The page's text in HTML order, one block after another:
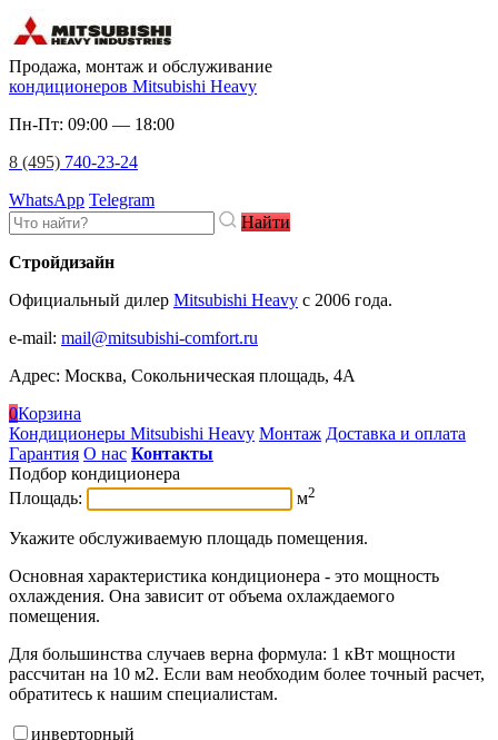
Продажа, монтаж и обслуживание
кондиционеров Mitsubishi Heavy
Пн-Пт: 09:00 — 18:00
8 (495) 740-23-24
WhatsApp Telegram
Найти
Стройдизайн
Официальный дилер Mitsubishi Heavy c 2006 года.
e-mail: mail@mitsubishi-comfort.ru
Адрес: Москва, Сокольническая площадь, 4А
0Корзина
Кондиционеры Mitsubishi Heavy Монтаж Доставка и оплата
Гарантия О нас Контакты
Подбор кондиционера
Площадь:
м2
Укажите обслуживаемую площадь помещения.
Основная характеристика кондиционера - это мощность
охлаждения. Она зависит от объема охлаждаемого
помещения.
Для большинства случаев верна формула: 1 кВт мощности
рассчитан на 10 м2. Если вам необходим более точный расчет,
обратитесь к нашим специалистам.
инверторный